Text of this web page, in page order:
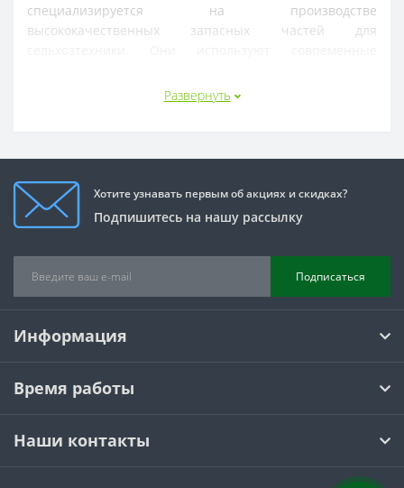
специализируется на производстве
высококачественных запасных частей для
надежную работу и повышенную стойкость к износу.
Развернуть
Хотите узнавать первым об акциях и скидках?
Подпишитесь на нашу рассылку
Подписаться
Информация
Время работы
Наши контакты